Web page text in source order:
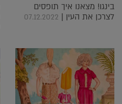
בינגו! מצאנו איך תופסים
לצרכן את העין | 07.12.2022